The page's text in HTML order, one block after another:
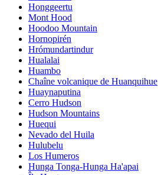
Honggeertu
Mont Hood
Hoodoo Mountain
Hornopirén
Hrómundartindur
Hualalai
Huambo
Chaîne volcanique de Huanquihue
Huaynaputina
Cerro Hudson
Hudson Mountains
Huequi
Nevado del Huila
Hulubelu
Los Humeros
Hunga Tonga-Hunga Ha'apai